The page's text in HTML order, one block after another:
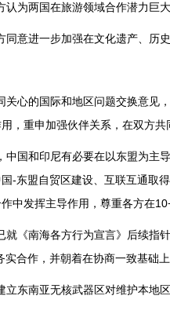
两国在旅游领域合作潜力巨大
意进一步加强在文化遗产、历
的国际和地区问题交换意见，
，重申加强伙伴关系，在双方
和印尼有必要在以东盟为主
-东盟自贸区建设、互联互通取
中发挥主导作用，尊重各方在
南海各方行为宣言》后续指针
合作，并朝着在协商一致基础
南亚无核武器区对维护本地